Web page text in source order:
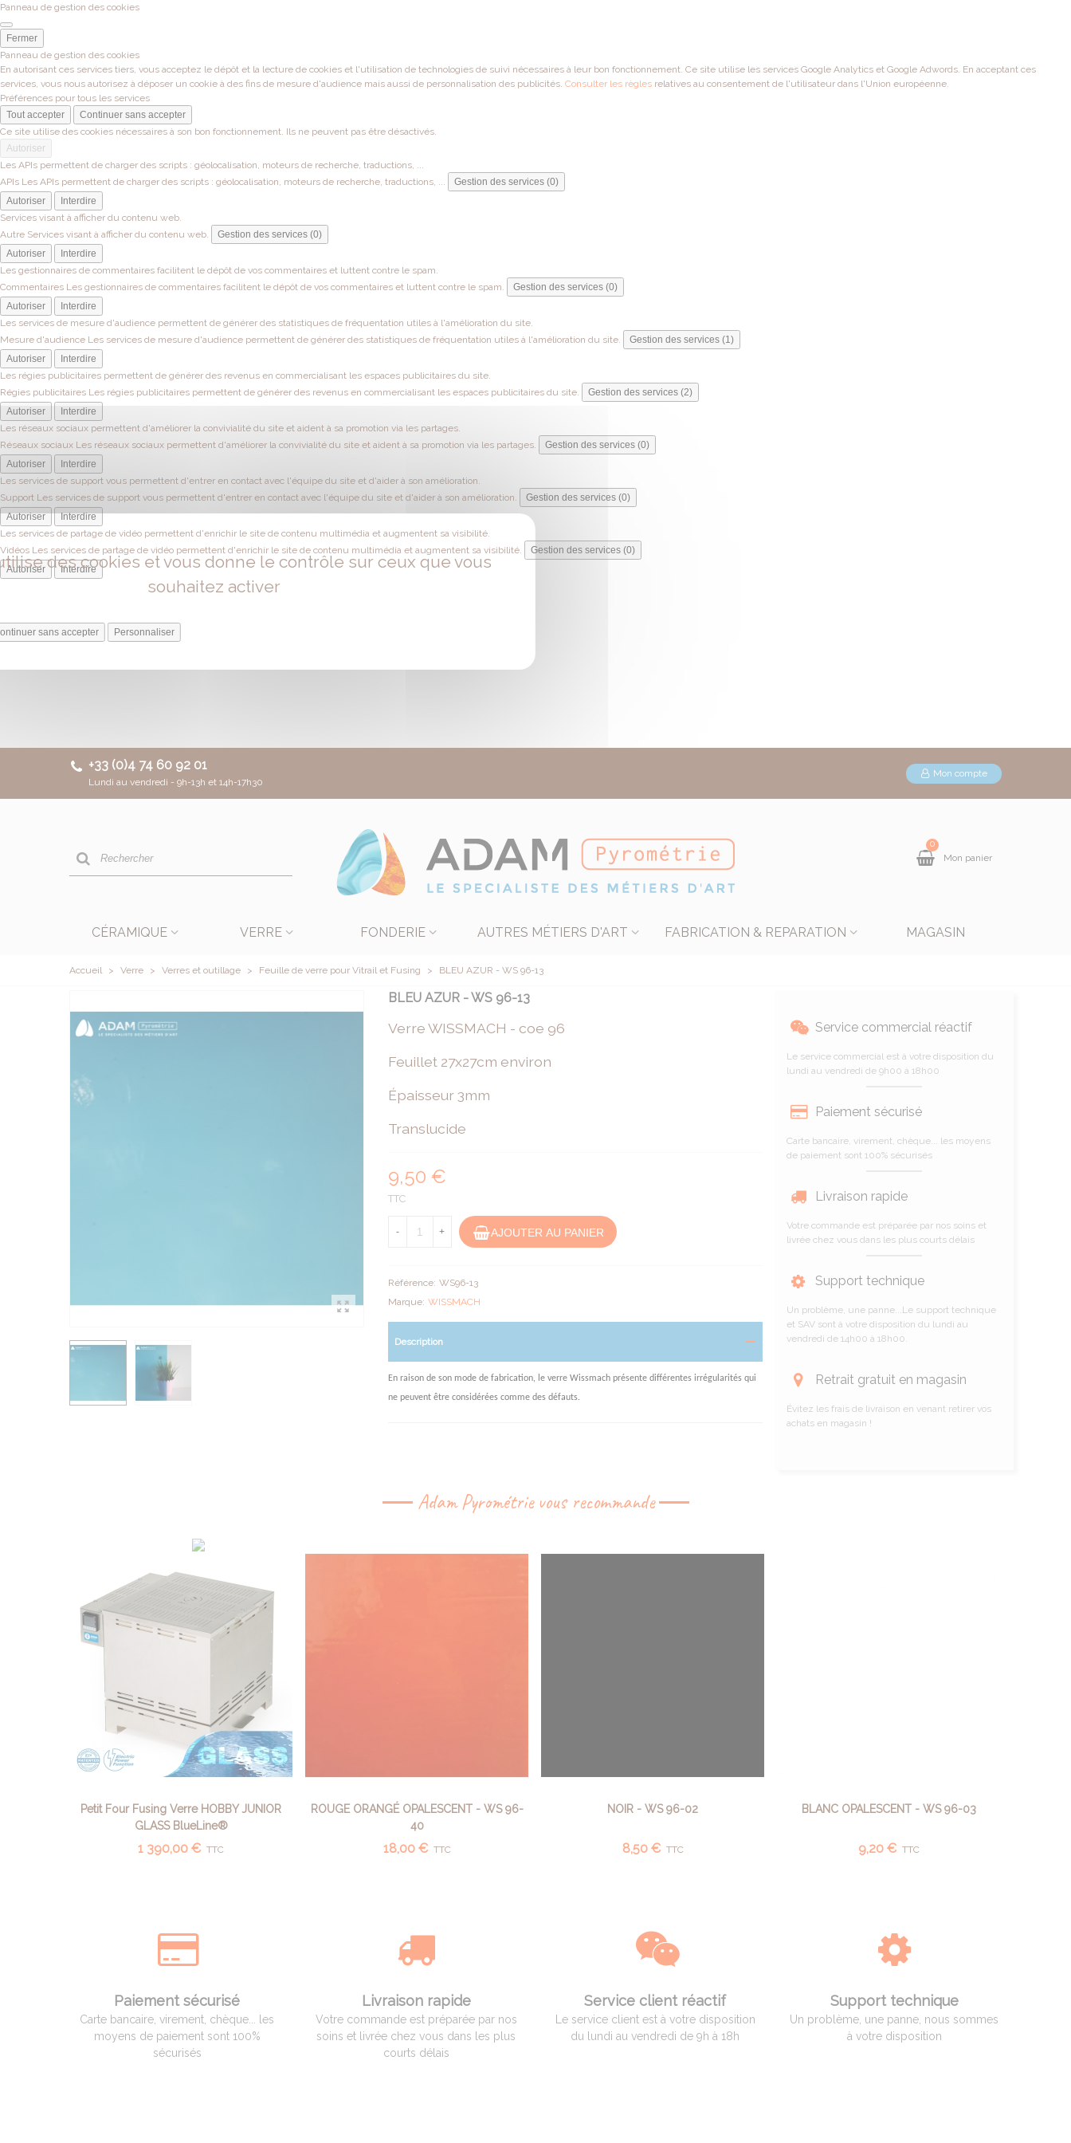
Panneau de gestion des cookies
Fermer
Panneau de gestion des cookies
En autorisant ces services tiers, vous acceptez le dépôt et la lecture de cookies et l'utilisation de technologies de suivi nécessaires à leur bon fonctionnement. Ce site utilise les services Google Analytics et Google Adwords. En acceptant ces
services, vous nous autorisez à déposer un cookie à des fins de mesure d'audience mais aussi de personnalisation des publicités. Consulter les règles relatives au consentement de l'utilisateur dans l'Union européenne.
Préférences pour tous les services
Tout accepter
Continuer sans accepter
Ce site utilise des cookies nécessaires à son bon fonctionnement. Ils ne peuvent pas être désactivés.
Autoriser
Les APIs permettent de charger des scripts : géolocalisation, moteurs de recherche, traductions, ...
APIs Les APIs permettent de charger des scripts : géolocalisation, moteurs de recherche, traductions, ...
Gestion des services (0)
Autoriser
Interdire
Services visant à afficher du contenu web.
Autre Services visant à afficher du contenu web.
Gestion des services (0)
Autoriser
Interdire
Les gestionnaires de commentaires facilitent le dépôt de vos commentaires et luttent contre le spam.
Commentaires Les gestionnaires de commentaires facilitent le dépôt de vos commentaires et luttent contre le spam.
Gestion des services (0)
Autoriser
Interdire
Les services de mesure d'audience permettent de générer des statistiques de fréquentation utiles à l'amélioration du site.
Mesure d'audience Les services de mesure d'audience permettent de générer des statistiques de fréquentation utiles à l'amélioration du site.
Gestion des services (1)
Autoriser
Interdire
Les régies publicitaires permettent de générer des revenus en commercialisant les espaces publicitaires du site.
Régies publicitaires Les régies publicitaires permettent de générer des revenus en commercialisant les espaces publicitaires du site.
Gestion des services (2)
Autoriser
Interdire
Les réseaux sociaux permettent d'améliorer la convivialité du site et aident à sa promotion via les partages.
Réseaux sociaux Les réseaux sociaux permettent d'améliorer la convivialité du site et aident à sa promotion via les partages.
Gestion des services (0)
Autoriser
Interdire
Les services de support vous permettent d'entrer en contact avec l'équipe du site et d'aider à son amélioration.
Support Les services de support vous permettent d'entrer en contact avec l'équipe du site et d'aider à son amélioration.
Gestion des services (0)
Autoriser
Interdire
Les services de partage de vidéo permettent d'enrichir le site de contenu multimédia et augmentent sa visibilité.
Vidéos Les services de partage de vidéo permettent d'enrichir le site de contenu multimédia et augmentent sa visibilité.
Gestion des services (0)
Autoriser
Interdire
des cookies et vous donne le contrôle sur ceux que vous
souhaitez activer
sans accepter Personnaliser
+33 (0)4 74 60 92 01
Lundi au vendredi - 9h-13h et 14h-17h30
Mon compte
0
Mon panier
CÉRAMIQUE VERRE FONDERIE AUTRES MÉTIERS D'ART FABRICATION & REPARATION MAGASIN
Accueil > Verre > Verres et outillage > Feuille de verre pour Vitrail et Fusing > BLEU AZUR - WS 96-13
BLEU AZUR - WS 96-13
Verre WISSMACH - coe 96
Feuillet 27x27cm environ
Épaisseur 3mm
Translucide
9,50 €
TTC
- + AJOUTER AU PANIER
Référence: WS96-13
Marque: WISSMACH
Description
En raison de son mode de fabrication, le verre Wissmach présente différentes irrégularités qui
ne peuvent être considérées comme des défauts.
Service commercial réactif
Le service commercial est à votre disposition du
lundi au vendredi de 9h00 à 18h00
Paiement sécurisé
Carte bancaire, virement, chèque... les moyens
de paiement sont 100% sécurisés
Livraison rapide
Votre commande est préparée par nos soins et
livrée chez vous dans les plus courts délais
Support technique
Un problème, une panne...Le support technique
et SAV sont à votre disposition du lundi au
vendredi de 14h00 à 18h00.
Retrait gratuit en magasin
Évitez les frais de livraison en venant retirer vos
achats en magasin !
Adam Pyrométrie vous recommande
AFFICHER PLUS
Petit Four Fusing Verre HOBBY JUNIOR
GLASS BlueLine®
1 390,00 € TTC
AJOUTER AU PANIER
ROUGE ORANGÉ OPALESCENT - WS 96-
40
18,00 € TTC
AJOUTER AU PANIER
NOIR - WS 96-02
8,50 € TTC
AJOUTER AU PANIER
BLANC OPALESCENT - WS 96-03
9,20 € TTC
Paiement sécurisé
Carte bancaire, virement, chèque... les
moyens de paiement sont 100%
sécurisés
Livraison rapide
Votre commande est préparée par nos
soins et livrée chez vous dans les plus
courts délais
Service client réactif
Le service client est à votre disposition
du lundi au vendredi de 9h à 18h
Support technique
Un problème, une panne, nous sommes
à votre disposition